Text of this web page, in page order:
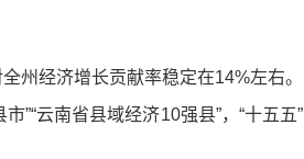
州经济增长贡献率稳定在14%左右。
”“云南省县域经济10强县”，“十五五”